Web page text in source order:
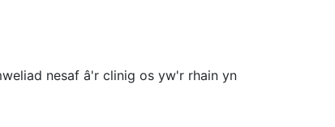
nesaf â'r clinig os yw'r rhain yn